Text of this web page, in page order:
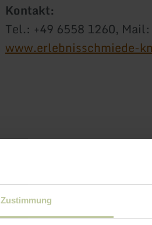
Zustimmung
Kontakt:
Tel.: +49 6558 1260,
www.erlebnisschmiede-